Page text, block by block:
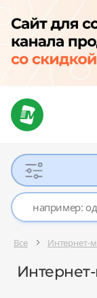
Все Интернет-